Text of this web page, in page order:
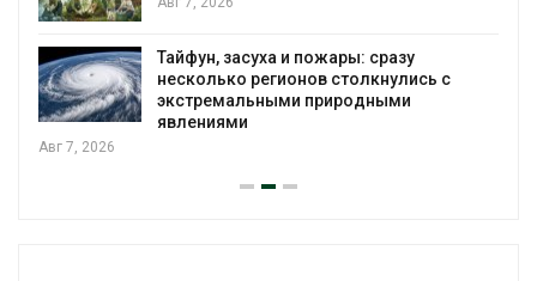
Тайфун, засуха и пожары: сразу
несколько регионов столкнулись с
экстремальными природными
явлениями
Авг 7, 2026